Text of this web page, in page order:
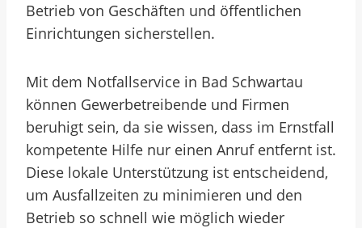
Betrieb von Geschäften und öffentlichen
Einrichtungen sicherstellen.
Mit dem Notfallservice in Bad Schwartau
können Gewerbetreibende und Firmen
beruhigt sein, da sie wissen, dass im Ernstfall
kompetente Hilfe nur einen Anruf entfernt ist.
Diese lokale Unterstützung ist entscheidend,
um Ausfallzeiten zu minimieren und den
Betrieb so schnell wie möglich wieder